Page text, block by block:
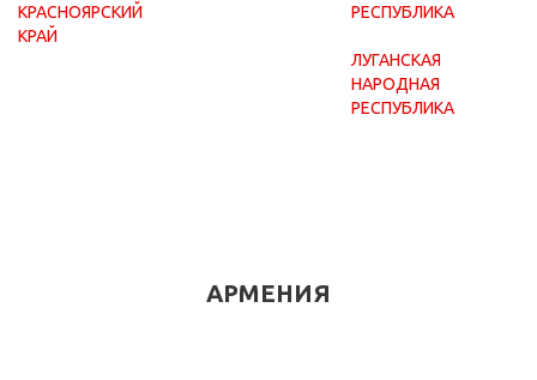
КРАСНОЯРСКИЙ
КРАЙ
РЕСПУБЛИКА
ЛУГАНСКАЯ
НАРОДНАЯ
РЕСПУБЛИКА
АРМЕНИЯ